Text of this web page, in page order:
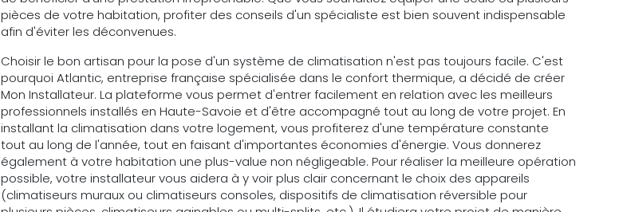
pièces de votre habitation, profiter des conseils d'un spécialiste est bien souvent indispensable
afin d'éviter les déconvenues.
Choisir le bon artisan pour la pose d'un système de climatisation n'est pas toujours facile. C'est
pourquoi Atlantic, entreprise française spécialisée dans le confort thermique, a décidé de créer
Mon Installateur. La plateforme vous permet d'entrer facilement en relation avec les meilleurs
professionnels installés en Haute-Savoie et d'être accompagné tout au long de votre projet. En
installant la climatisation dans votre logement, vous profiterez d'une température constante
tout au long de l'année, tout en faisant d'importantes économies d'énergie. Vous donnerez
également à votre habitation une plus-value non négligeable. Pour réaliser la meilleure opération
possible, votre installateur vous aidera à y voir plus clair concernant le choix des appareils
(climatiseurs muraux ou climatiseurs consoles, dispositifs de climatisation réversible pour